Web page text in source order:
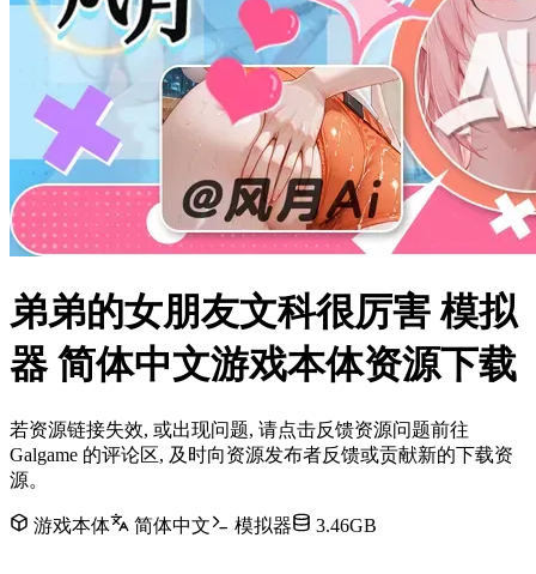
弟弟的女朋友文科很厉害 模拟
器 简体中文游戏本体资源下载
若资源链接失效, 或出现问题, 请点击反馈资源问题前往
Galgame 的评论区, 及时向资源发布者反馈或贡献新的下载资
源。
游戏本体 简体中文 模拟器 3.46GB